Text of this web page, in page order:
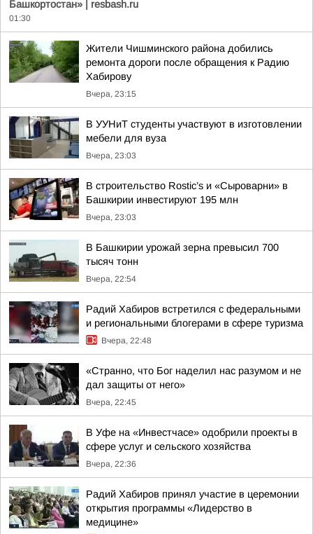
Башкортостан» | resbash.ru
01:30
Жители Чишминского района добились
ремонта дороги после обращения к Радию
Хабирову
Вчера, 23:15
В УУНиТ студенты участвуют в изготовлении
мебели для вуза
Вчера, 23:03
В строительство Rostic’s и «Сыроварни» в
Башкирии инвестируют 195 млн
Вчера, 23:03
В Башкирии урожай зерна превысил 700
тысяч тонн
Вчера, 22:54
Радий Хабиров встретился с федеральными
и региональными блогерами в сфере туризма
Вчера, 22:48
«Странно, что Бог наделил нас разумом и не
дал защиты от него»
Вчера, 22:45
В Уфе на «Инвестчасе» одобрили проекты в
сфере услуг и сельского хозяйства
Вчера, 22:36
Радий Хабиров принял участие в церемонии
открытия программы «Лидерство в
медицине»